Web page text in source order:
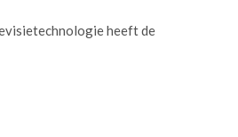
heeft de